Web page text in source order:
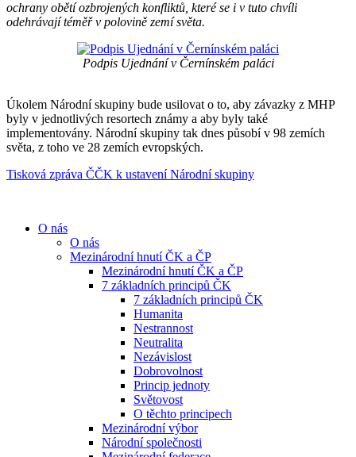
ochrany obětí ozbrojených konfliktů, které se i v tuto chvíli
odehrávají téměř v polovině zemí světa.
Podpis Ujednání v Černínském paláci
Úkolem Národní skupiny bude usilovat o to, aby závazky z MHP
byly v jednotlivých resortech známy a aby byly také
implementovány. Národní skupiny tak dnes působí v 98 zemích
světa, z toho ve 28 zemích evropských.
Tisková zpráva ČČK k ustavení Národní skupiny
O nás
O nás
Mezinárodní hnutí ČK a ČP
Mezinárodní hnutí ČK a ČP
7 základních principů ČK
7 základních principů ČK
Humanita
Nestrannost
Neutralita
Nezávislost
Dobrovolnost
Princip jednoty
Světovost
O těchto principech
Mezinárodní výbor
Národní společnosti